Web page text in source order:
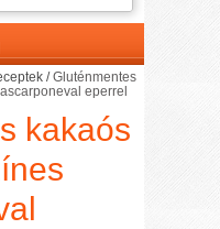
/Gluténmentes
eperrel
kakaós